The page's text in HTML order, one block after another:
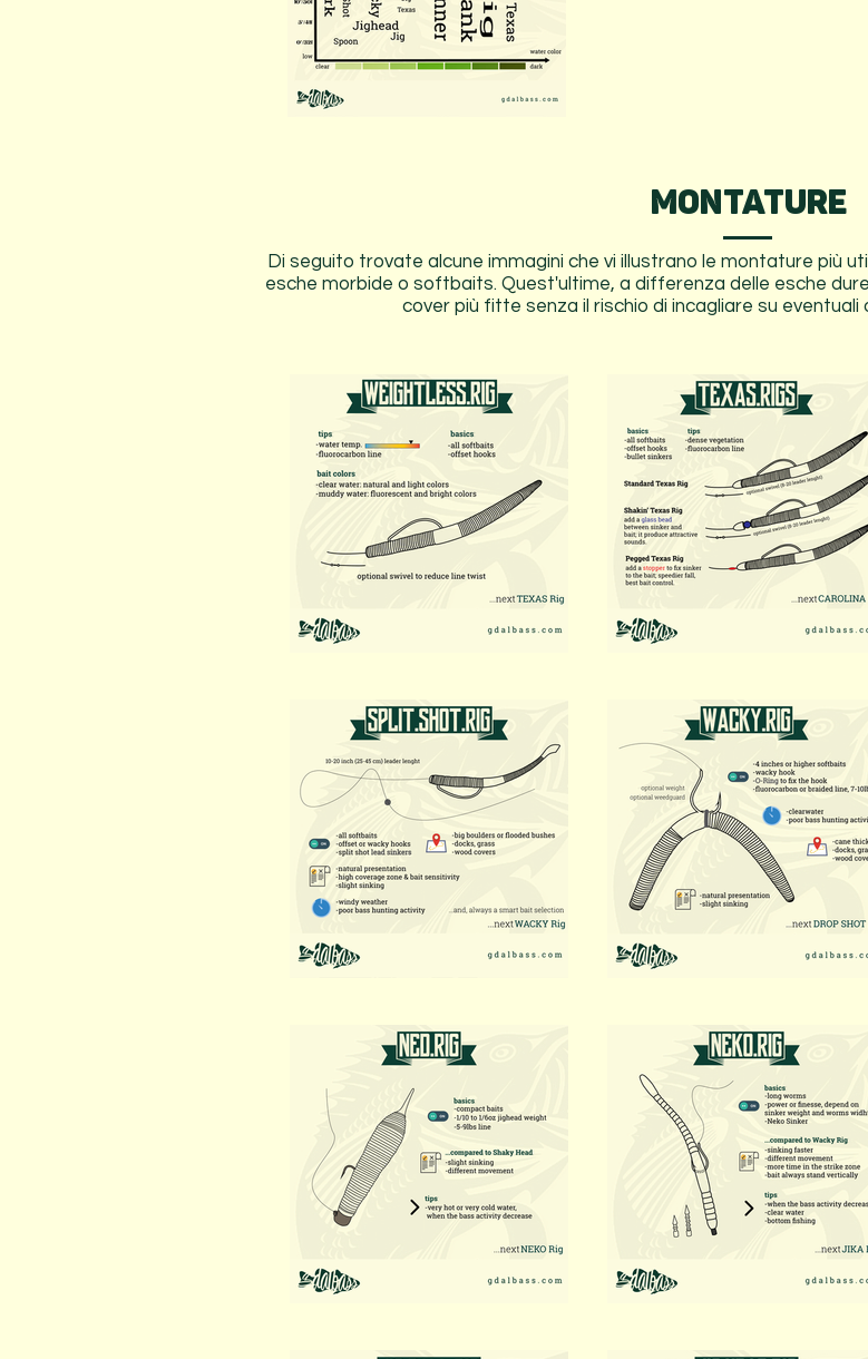
MONTATURE
Di seguito trovate alcune immagini che vi illustrano le montature più
esche morbide o softbaits. Quest'ultime, a differenza delle esche
cover più fitte senza il rischio di incagliare su